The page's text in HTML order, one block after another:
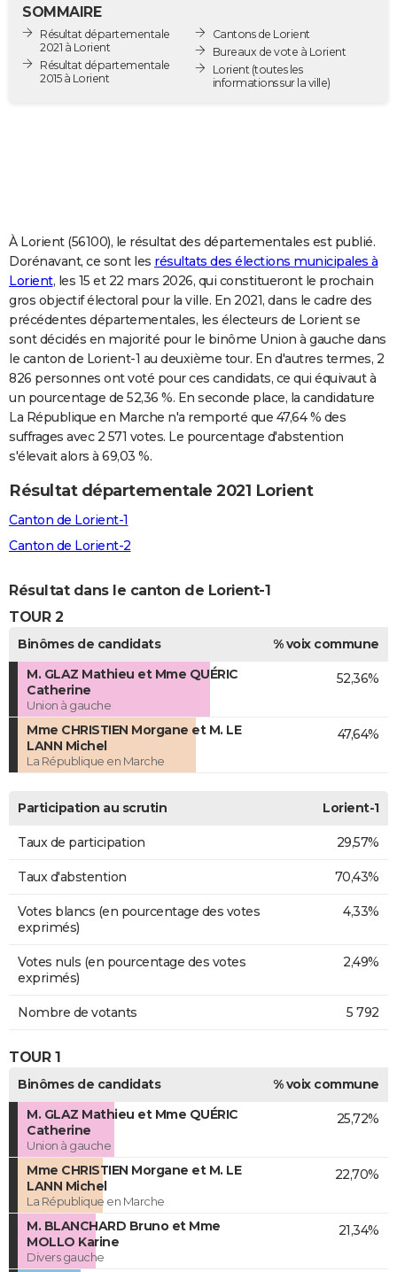
Destinations
City break
Voyage nature
Voyage de noces
Forum
Climat
GUIDES D'ACHAT
COPAINS D'AVANT
S'inscrire
Se connecter
Lycées
Collèges
Primaires
Universités
Entreprises
Service militaire
Avis de recherche
AVIS DE DÉCÈS
FORUM
Bricolage
Lifestyle
Culture
Sport
Auto
Television
Voyage
Cinema
SOMMAIRE
Résultat départementale
2021 à Lorient
Résultat départementale
2015 à Lorient
Cantons de Lorient
Bureaux de vote à Lorient
Lorient (toutes les
informations sur la ville)
À Lorient (56100), le résultat des départementales est publié.
Dorénavant, ce sont les résultats des élections municipales à
Lorient, les 15 et 22 mars 2026, qui constitueront le prochain
gros objectif électoral pour la ville. En 2021, dans le cadre des
précédentes départementales, les électeurs de Lorient se
sont décidés en majorité pour le binôme Union à gauche dans
le canton de Lorient-1 au deuxième tour. En d'autres termes, 2
826 personnes ont voté pour ces candidats, ce qui équivaut à
un pourcentage de 52,36 %. En seconde place, la candidature
La République en Marche n'a remporté que 47,64 % des
suffrages avec 2 571 votes. Le pourcentage d'abstention
s'élevait alors à 69,03 %.
Résultat départementale 2021 Lorient
Canton de Lorient-1
Canton de Lorient-2
Résultat dans le canton de Lorient-1
TOUR 2
Binômes de candidats
% voix commune
M. GLAZ Mathieu et Mme QUÉRIC
Catherine
Union à gauche
52,36%
Mme CHRISTIEN Morgane et M. LE
LANN Michel
La République en Marche
47,64%
Participation au scrutin Lorient-1
Taux de participation 29,57%
Taux d'abstention 70,43%
Votes blancs (en pourcentage des votes
exprimés)
4,33%
Votes nuls (en pourcentage des votes
exprimés)
2,49%
Nombre de votants 5 792
TOUR 1
Binômes de candidats
% voix commune
M. GLAZ Mathieu et Mme QUÉRIC
Catherine
Union à gauche
25,72%
Mme CHRISTIEN Morgane et M. LE
LANN Michel
La République en Marche
22,70%
M. BLANCHARD Bruno et Mme
MOLLO Karine
Divers gauche
21,34%